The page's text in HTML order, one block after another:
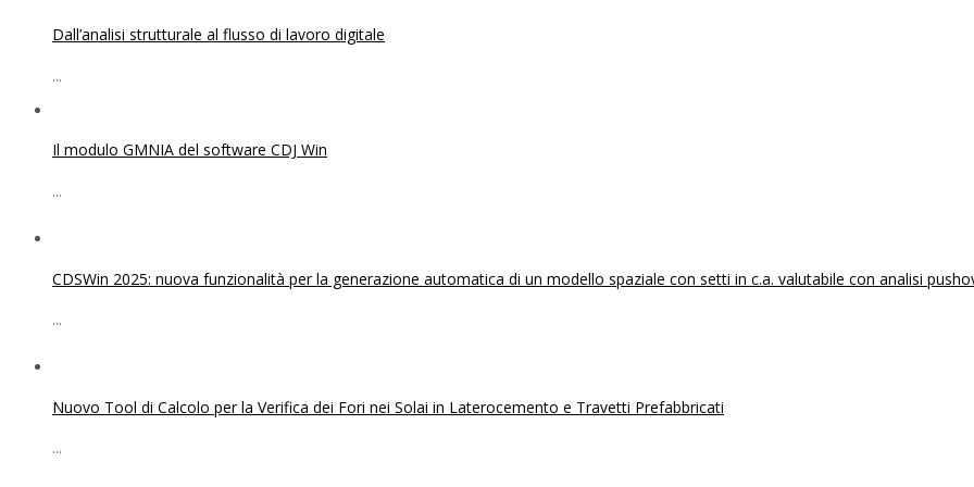
Dall’analisi strutturale al flusso di lavoro digitale
...
Il modulo GMNIA del software CDJ Win
...
CDSWin 2025: nuova funzionalità per la generazione automatica di un modello spaziale con setti in c.a. valutabile con analisi
...
Nuovo Tool di Calcolo per la Verifica dei Fori nei Solai in Laterocemento e Travetti Prefabbricati
...